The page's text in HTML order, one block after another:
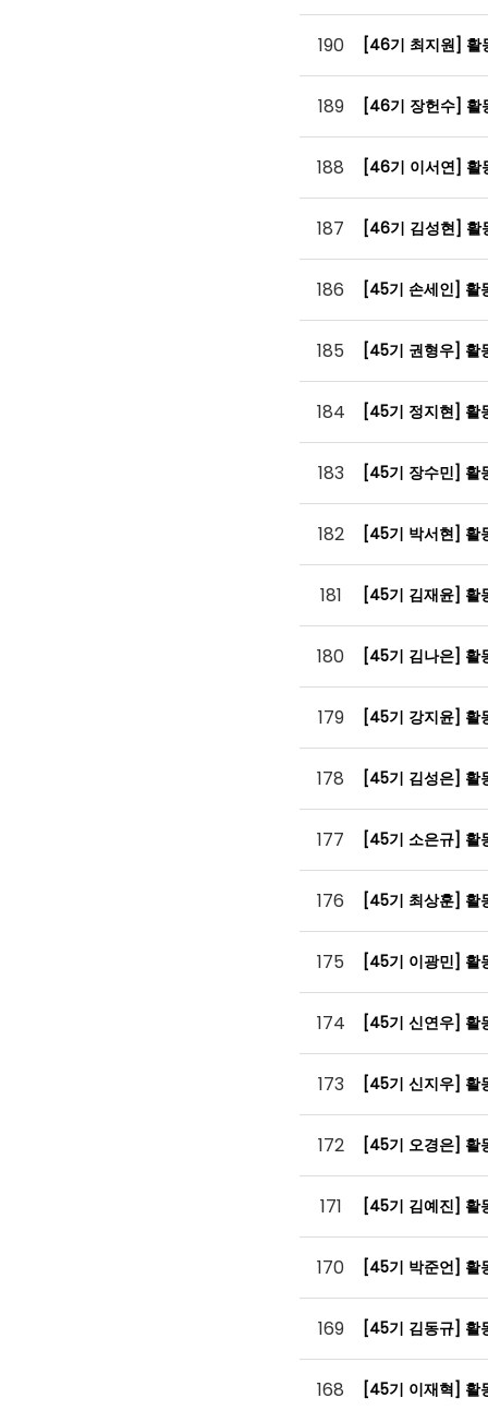
190 [46기 최지원] 활
189 [46기 장헌수] 활
188 [46기 이서연] 활
187 [46기 김성현] 활
186 [45기 손세인] 활
185 [45기 권형우] 활
184 [45기 정지현] 활
183 [45기 장수민] 활
182 [45기 박서현] 활
181 [45기 김재윤] 활
180 [45기 김나은] 활
179 [45기 강지윤] 활
178 [45기 김성은] 활
177 [45기 소은규] 활
176 [45기 최상훈] 활
175 [45기 이광민] 활
174 [45기 신연우] 활
173 [45기 신지우] 활
172 [45기 오경은] 활
171 [45기 김예진] 활
170 [45기 박준언] 활
169 [45기 김동규] 활
168 [45기 이재혁] 활